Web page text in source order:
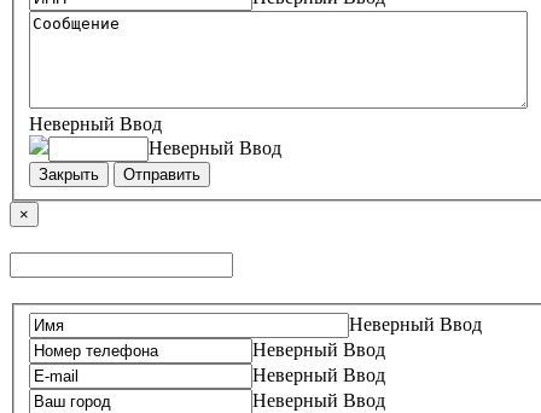
Неверный Ввод
Неверный Ввод
Закрыть Отправить
×
Неверный Ввод
Неверный Ввод
Неверный Ввод
Неверный Ввод